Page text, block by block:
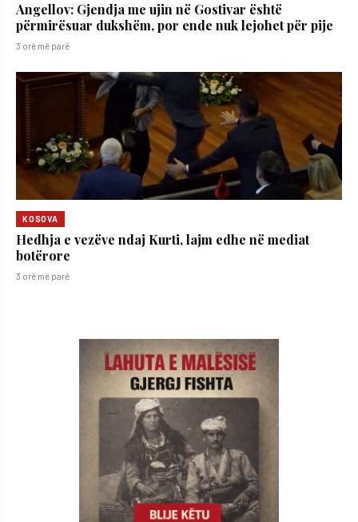
Angellov: Gjendja me ujin në Gostivar është
përmirësuar dukshëm, por ende nuk lejohet për pije
3 orë më parë
KOSOVA
Hedhja e vezëve ndaj Kurti, lajm edhe në mediat
botërore
3 orë më parë